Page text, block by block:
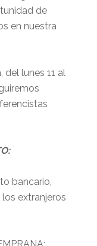
de
en nuestra
lunes 11 al
bancario,
los extranjeros